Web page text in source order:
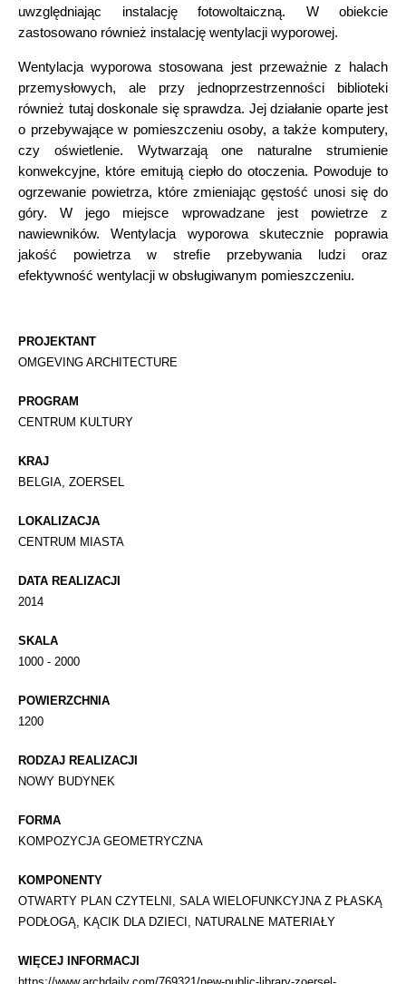
uwzględniając instalację fotowoltaiczną. W obiekcie
zastosowano również instalację wentylacji wyporowej.
Wentylacja wyporowa stosowana jest przeważnie z halach
przemysłowych, ale przy jednoprzestrzenności biblioteki
również tutaj doskonale się sprawdza. Jej działanie oparte jest
o przebywające w pomieszczeniu osoby, a także komputery,
czy oświetlenie. Wytwarzają one naturalne strumienie
konwekcyjne, które emitują ciepło do otoczenia. Powoduje to
ogrzewanie powietrza, które zmieniając gęstość unosi się do
góry. W jego miejsce wprowadzane jest powietrze z
nawiewników. Wentylacja wyporowa skutecznie poprawia
jakość powietrza w streﬁe przebywania ludzi oraz
efektywność wentylacji w obsługiwanym pomieszczeniu.
PROJEKTANT
OMGEVING ARCHITECTURE
PROGRAM
CENTRUM KULTURY
KRAJ
BELGIA, ZOERSEL
LOKALIZACJA
CENTRUM MIASTA
DATA REALIZACJI
2014
SKALA
1000 - 2000
POWIERZCHNIA
1200
RODZAJ REALIZACJI
NOWY BUDYNEK
FORMA
KOMPOZYCJA GEOMETRYCZNA
KOMPONENTY
OTWARTY PLAN CZYTELNI, SALA WIELOFUNKCYJNA Z PŁASKĄ
PODŁOGĄ, KĄCIK DLA DZIECI, NATURALNE MATERIAŁY
WIĘCEJ INFORMACJI